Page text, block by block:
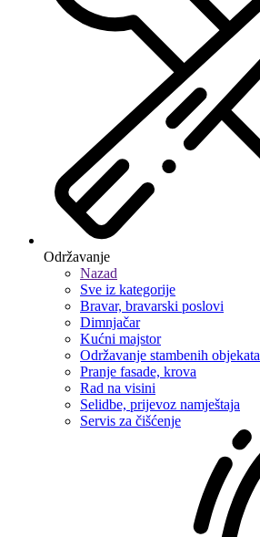
Održavanje
Nazad
Sve iz kategorije
Bravar, bravarski poslovi
Dimnjačar
Kućni majstor
Održavanje stambenih objekata
Pranje fasade, krova
Rad na visini
Selidbe, prijevoz namještaja
Servis za čišćenje